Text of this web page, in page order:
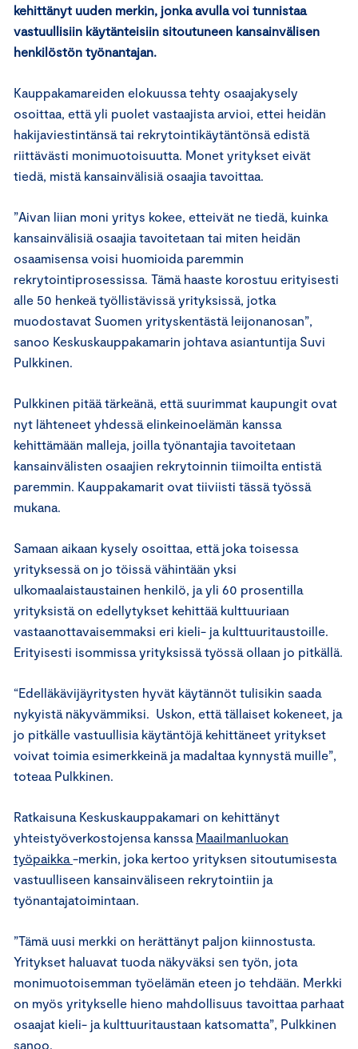
kehittänyt uuden merkin, jonka avulla voi tunnistaa
vastuullisiin käytänteisiin sitoutuneen kansainvälisen
henkilöstön työnantajan.
Kauppakamareiden elokuussa tehty osaajakysely
osoittaa, että yli puolet vastaajista arvioi, ettei heidän
hakijaviestintänsä tai rekrytointikäytäntönsä edistä
riittävästi monimuotoisuutta. Monet yritykset eivät
tiedä, mistä kansainvälisiä osaajia tavoittaa.
”Aivan liian moni yritys kokee, etteivät ne tiedä, kuinka
kansainvälisiä osaajia tavoitetaan tai miten heidän
osaamisensa voisi huomioida paremmin
rekrytointiprosessissa. Tämä haaste korostuu erityisesti
alle 50 henkeä työllistävissä yrityksissä, jotka
muodostavat Suomen yrityskentästä leijonanosan”,
sanoo Keskuskauppakamarin johtava asiantuntija Suvi
Pulkkinen.
Pulkkinen pitää tärkeänä, että suurimmat kaupungit ovat
nyt lähteneet yhdessä elinkeinoelämän kanssa
kehittämään malleja, joilla työnantajia tavoitetaan
kansainvälisten osaajien rekrytoinnin tiimoilta entistä
paremmin. Kauppakamarit ovat tiiviisti tässä työssä
mukana.
Samaan aikaan kysely osoittaa, että joka toisessa
yrityksessä on jo töissä vähintään yksi
ulkomaalaistaustainen henkilö, ja yli 60 prosentilla
yrityksistä on edellytykset kehittää kulttuuriaan
vastaanottavaisemmaksi eri kieli- ja kulttuuritaustoille.
Erityisesti isommissa yrityksissä työssä ollaan jo pitkällä.
“Edelläkävijäyritysten hyvät käytännöt tulisikin saada
nykyistä näkyvämmiksi. Uskon, että tällaiset kokeneet, ja
jo pitkälle vastuullisia käytäntöjä kehittäneet yritykset
voivat toimia esimerkkeinä ja madaltaa kynnystä muille”,
toteaa Pulkkinen.
Ratkaisuna Keskuskauppakamari on kehittänyt
yhteistyöverkostojensa kanssa Maailmanluokan
työpaikka -merkin, joka kertoo yrityksen sitoutumisesta
vastuulliseen kansainväliseen rekrytointiin ja
työnantajatoimintaan.
”Tämä uusi merkki on herättänyt paljon kiinnostusta.
Yritykset haluavat tuoda näkyväksi sen työn, jota
monimuotoisemman työelämän eteen jo tehdään. Merkki
on myös yritykselle hieno mahdollisuus tavoittaa parhaat
osaajat kieli- ja kulttuuritaustaan katsomatta”, Pulkkinen
sanoo.